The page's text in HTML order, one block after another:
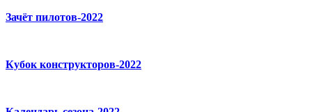
Зачёт пилотов-2022
Кубок конструкторов-2022